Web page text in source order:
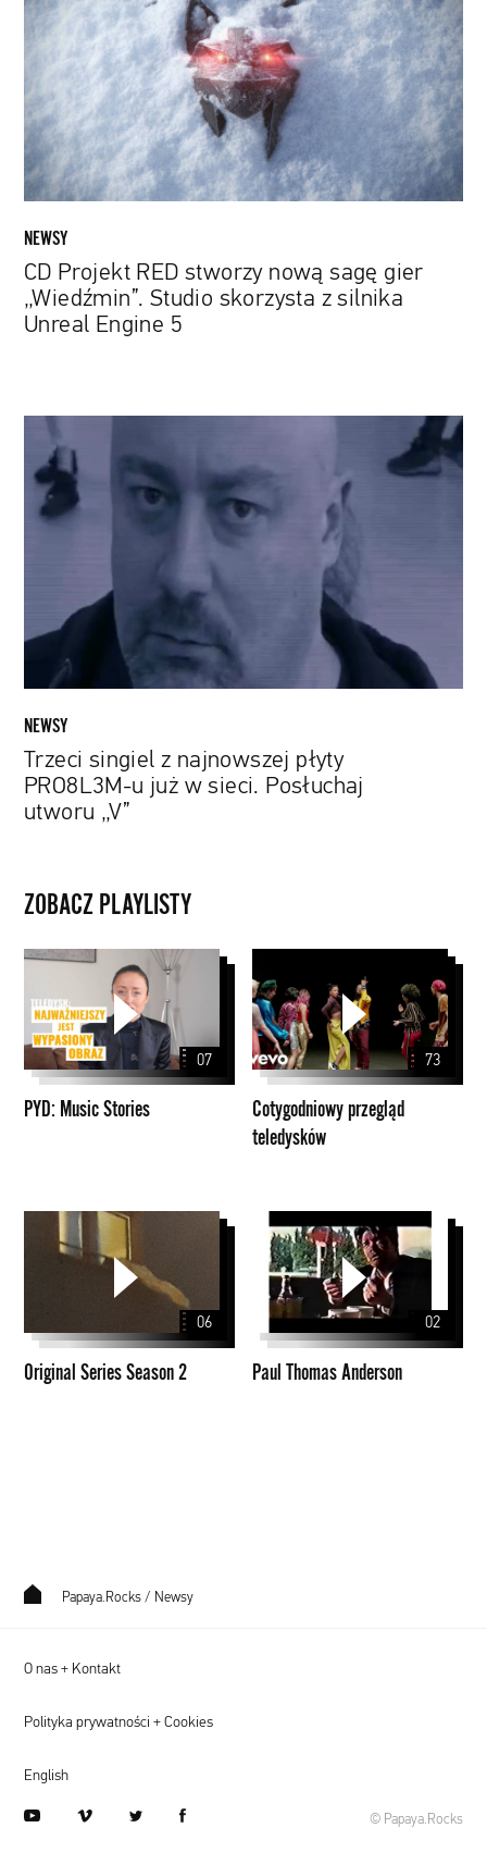
stworzy
gier
„Wiedźmin”.
Studio
skorzysta
z
silnika
Engine
5
NEWSY
CD Projekt RED stworzy nową sagę gier
„Wiedźmin”. Studio skorzysta z silnika
Unreal Engine 5
singiel
najnowszej
w
Posłuchaj
utworu
NEWSY
Trzeci singiel z najnowszej płyty
PRO8L3M-u już w sieci. Posłuchaj
utworu „V”
ZOBACZ PLAYLISTY
PYD:
Stories
07
PYD: Music Stories
przegląd
teledysków
73
Cotygodniowy przegląd
teledysków
Original
06
Original Series Season 2
Paul
Thomas
Anderson
02
Paul Thomas Anderson
Papaya.Rocks / Newsy
O nas + Kontakt
Polityka prywatności + Cookies
English
© Papaya.Rocks
youtube vimeo twitter facebook